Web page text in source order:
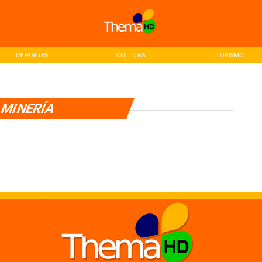
DEPORTES CULTURA TURISMO
MINERÍA